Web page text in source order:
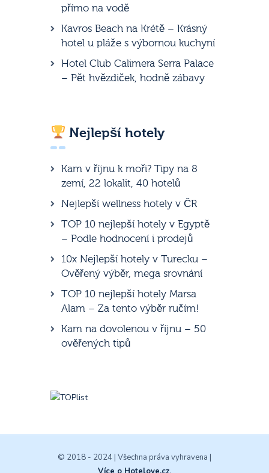
přímo na vodě
Kavros Beach na Krétě – Krásný
hotel u pláže s výbornou kuchyní
Hotel Club Calimera Serra Palace
– Pět hvězdiček, hodně zábavy
Nejlepší hotely
Kam v říjnu k moři? Tipy na 8
zemí, 22 lokalit, 40 hotelů
Nejlepší wellness hotely v ČR
TOP 10 nejlepší hotely v Egyptě
– Podle hodnocení i prodejů
10x Nejlepší hotely v Turecku –
Ověřený výběr, mega srovnání
TOP 10 nejlepší hotely Marsa
Alam – Za tento výběr ručím!
Kam na dovolenou v říjnu – 50
ověřených tipů
© 2018 - 2024 | Všechna práva vyhravena |